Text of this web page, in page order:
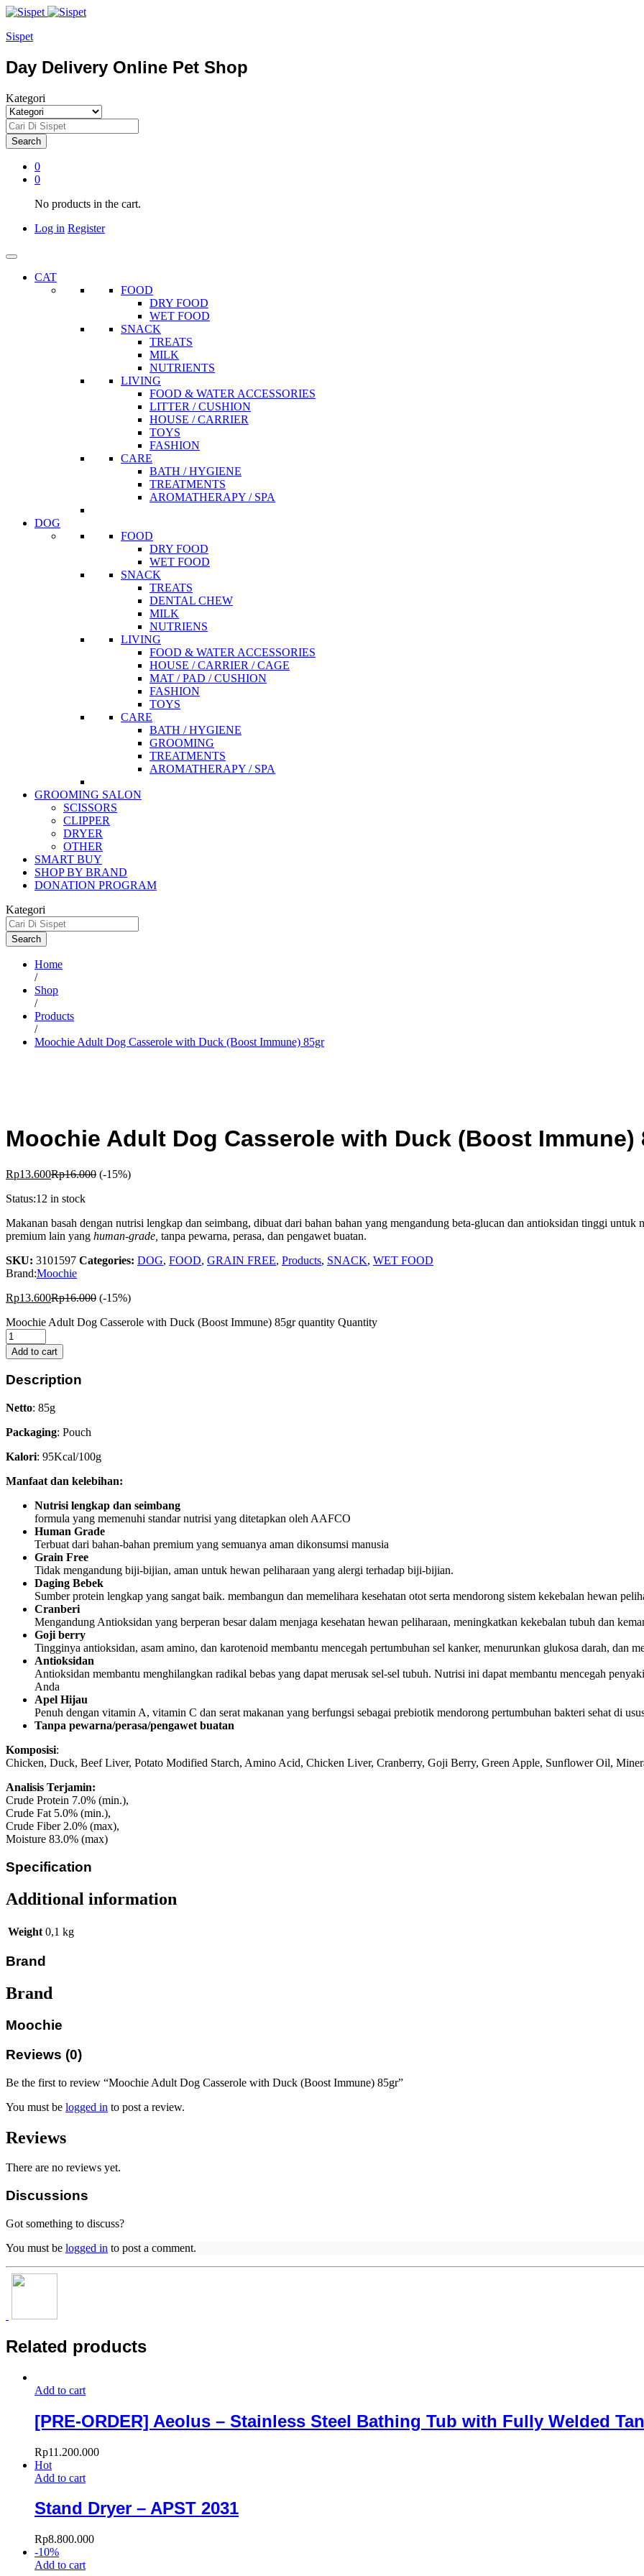
Sispet
Day Delivery Online Pet Shop
Kategori
Search
0
0
No products in the cart.
Log in Register
CAT
FOOD
DRY FOOD
WET FOOD
SNACK
TREATS
MILK
NUTRIENTS
LIVING
FOOD & WATER ACCESSORIES
LITTER / CUSHION
HOUSE / CARRIER
TOYS
FASHION
CARE
BATH / HYGIENE
TREATMENTS
AROMATHERAPY / SPA
DOG
FOOD
DRY FOOD
WET FOOD
SNACK
TREATS
DENTAL CHEW
MILK
NUTRIENS
LIVING
FOOD & WATER ACCESSORIES
HOUSE / CARRIER / CAGE
MAT / PAD / CUSHION
FASHION
TOYS
CARE
BATH / HYGIENE
GROOMING
TREATMENTS
AROMATHERAPY / SPA
GROOMING SALON
SCISSORS
CLIPPER
DRYER
OTHER
SMART BUY
SHOP BY BRAND
DONATION PROGRAM
Kategori
Search
Home
/
Shop
/
Products
/
Moochie Adult Dog Casserole with Duck (Boost Immune) 85gr
Moochie Adult Dog Casserole with Duck (Boost Immune)
Rp13.600Rp16.000 (-15%)
Status:12 in stock
Makanan basah dengan nutrisi lengkap dan seimbang, dibuat dari bahan bahan yang mengandung beta-glucan dan antioksidan tinggi untuk
premium lain yang human-grade, tanpa pewarna, perasa, dan pengawet buatan.
SKU: 3101597 Categories: DOG, FOOD, GRAIN FREE, Products, SNACK, WET FOOD
Brand:Moochie
Rp13.600Rp16.000 (-15%)
Moochie Adult Dog Casserole with Duck (Boost Immune) 85gr quantity Quantity
Add to cart
Description
Netto: 85g
Packaging: Pouch
Kalori: 95Kcal/100g
Manfaat dan kelebihan:
Nutrisi lengkap dan seimbang
formula yang memenuhi standar nutrisi yang ditetapkan oleh AAFCO
Human Grade
Terbuat dari bahan-bahan premium yang semuanya aman dikonsumsi manusia
Grain Free
Tidak mengandung biji-bijian, aman untuk hewan peliharaan yang alergi terhadap biji-bijian.
Daging Bebek
Sumber protein lengkap yang sangat baik. membangun dan memelihara kesehatan otot serta mendorong sistem kekebalan hewan
Cranberi
Mengandung Antioksidan yang berperan besar dalam menjaga kesehatan hewan peliharaan, meningkatkan kekebalan tubuh dan
Goji berry
Tingginya antioksidan, asam amino, dan karotenoid membantu mencegah pertumbuhan sel kanker, menurunkan glukosa darah, dan
Antioksidan
Antioksidan membantu menghilangkan radikal bebas yang dapat merusak sel-sel tubuh. Nutrisi ini dapat membantu mencegah
Anda
Apel Hijau
Penuh dengan vitamin A, vitamin C dan serat makanan yang berfungsi sebagai prebiotik mendorong pertumbuhan bakteri sehat di
Tanpa pewarna/perasa/pengawet buatan
Komposisi:
Chicken, Duck, Beef Liver, Potato Modified Starch, Amino Acid, Chicken Liver, Cranberry, Goji Berry, Green Apple, Sunflower Oil,
Analisis Terjamin:
Crude Protein 7.0% (min.),
Crude Fat 5.0% (min.),
Crude Fiber 2.0% (max),
Moisture 83.0% (max)
Specification
Additional information
Weight 0,1 kg
Brand
Brand
Moochie
Reviews (0)
Be the first to review “Moochie Adult Dog Casserole with Duck (Boost Immune) 85gr”
You must be logged in to post a review.
Reviews
There are no reviews yet.
Discussions
Got something to discuss?
You must be logged in to post a comment.
Related products
Add to cart
[PRE-ORDER] Aeolus – Stainless Steel Bathing Tub with Fully Welded
Rp11.200.000
Hot
Add to cart
Stand Dryer – APST 2031
Rp8.800.000
-10%
Add to cart